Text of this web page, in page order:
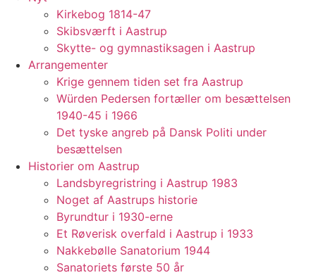
Kirkebog 1814-47
Skibsværft i Aastrup
Skytte- og gymnastiksagen i Aastrup
Arrangementer
Krige gennem tiden set fra Aastrup
Würden Pedersen fortæller om besættelsen
1940-45 i 1966
Det tyske angreb på Dansk Politi under
besættelsen
Historier om Aastrup
Landsbyregristring i Aastrup 1983
Noget af Aastrups historie
Byrundtur i 1930-erne
Et Røverisk overfald i Aastrup i 1933
Nakkebølle Sanatorium 1944
Sanatoriets første 50 år